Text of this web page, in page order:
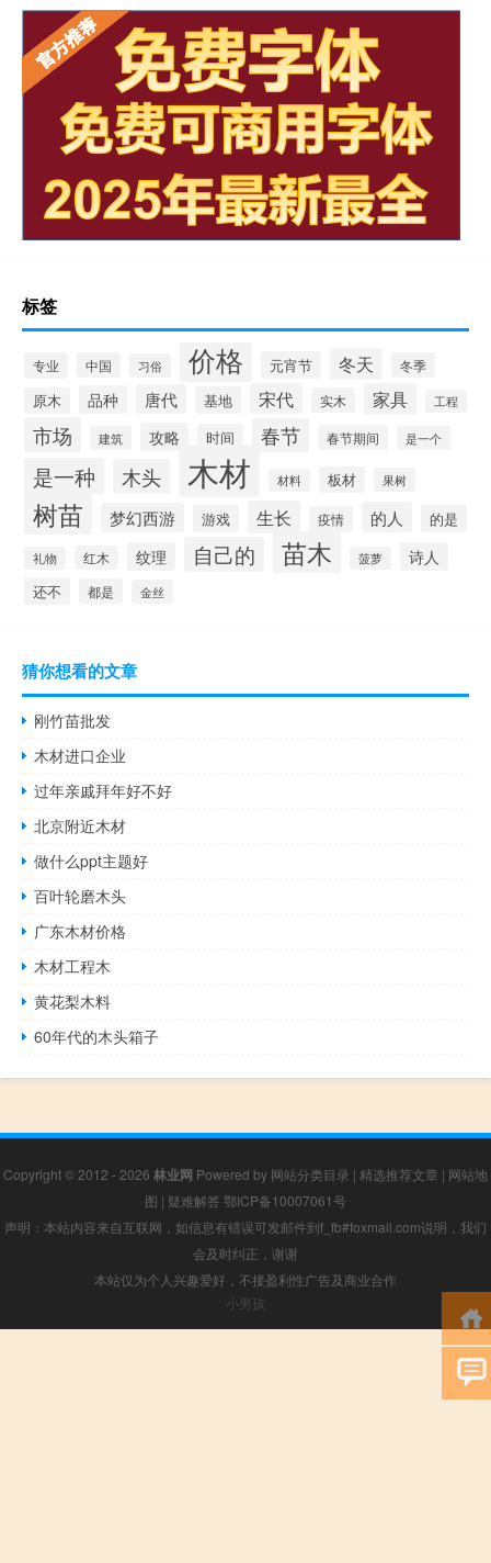
标签
专业 中国 习俗 价格 元宵节 冬天 冬季
原木 品种 唐代 基地 宋代 实木 家具 工程
市场 建筑 攻略 时间 春节 春节期间 是一个
是一种 木头 木材 材料 板材 果树
树苗 梦幻西游 游戏 生长 疫情 的人 的是
礼物 红木 纹理 自己的 苗木 菠萝 诗人
还不 都是 金丝
猜你想看的文章
刚竹苗批发
木材进口企业
过年亲戚拜年好不好
北京附近木材
做什么ppt主题好
百叶轮磨木头
广东木材价格
木材工程木
黄花梨木料
60年代的木头箱子
Copyright © 2012 - 2026 林业网 Powered by 网站分类目录 | 精选推荐文章 | 网站地
图 | 疑难解答 鄂ICP备10007061号
声明：本站内容来自互联网，如信息有错误可发邮件到f_fb#foxmail.com说明，我们
会及时纠正，谢谢
本站仅为个人兴趣爱好，不接盈利性广告及商业合作
小男孩